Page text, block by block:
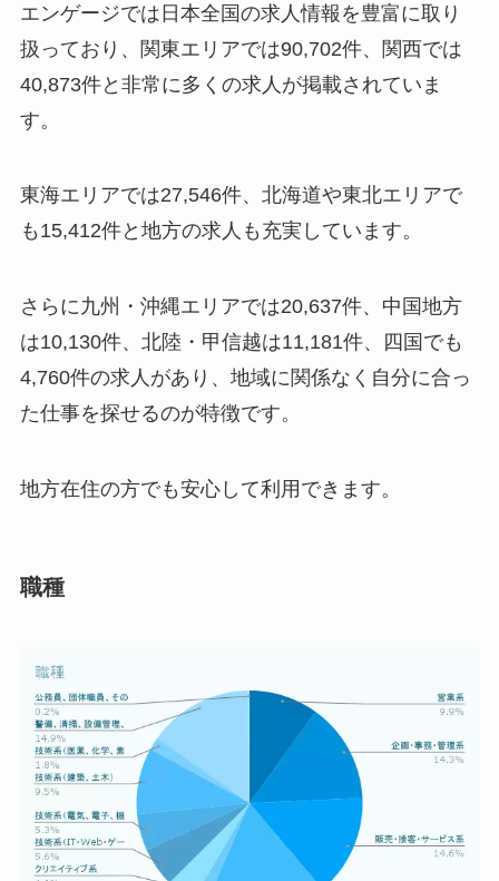
エンゲージでは日本全国の求人情報を豊富に取り
扱っており、関東エリアでは90,702件、関西では
40,873件と非常に多くの求人が掲載されていま
す。
東海エリアでは27,546件、北海道や東北エリアで
も15,412件と地方の求人も充実しています。
さらに九州・沖縄エリアでは20,637件、中国地方
は10,130件、北陸・甲信越は11,181件、四国でも
4,760件の求人があり、地域に関係なく自分に合っ
た仕事を探せるのが特徴です。
地方在住の方でも安心して利用できます。
職種